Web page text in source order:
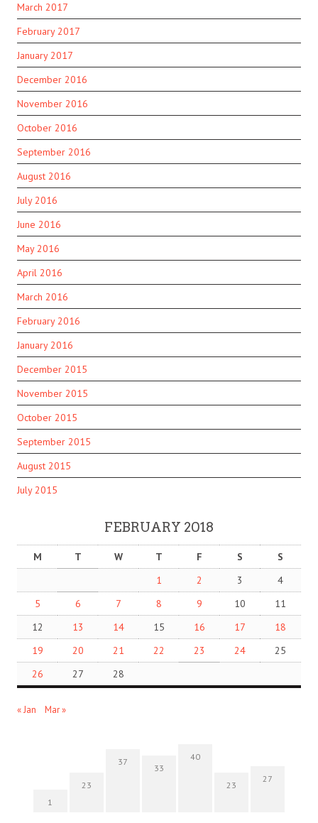
March 2017
February 2017
January 2017
December 2016
November 2016
October 2016
September 2016
August 2016
July 2016
June 2016
May 2016
April 2016
March 2016
February 2016
January 2016
December 2015
November 2015
October 2015
September 2015
August 2015
July 2015
FEBRUARY 2018
M T W T F S
S
1
2 3
4
5
6 7 8 9 10
11
12
13 14 15 16 17
18
19
20 21 22 23 24
25
26
27 28
« Jan Mar »
1
23
37
33
40
23
27